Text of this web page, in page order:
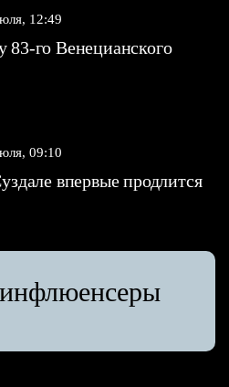
12:49
го Венецианского
09:10
впервые продлится